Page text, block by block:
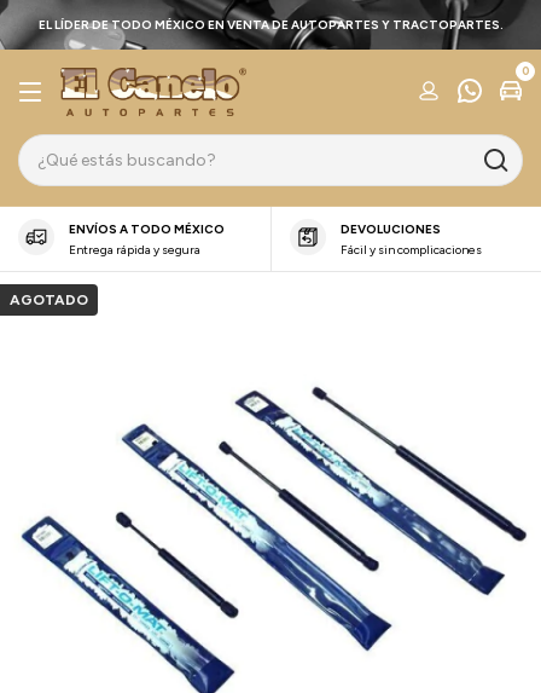
EL LÍDER DE TODO MÉXICO EN VENTA DE AUTOPARTES Y TRACTOPARTES.
0
ENVÍOS A TODO MÉXICO
Entrega rápida y segura
DEVOLUCIONES
Fácil y sin complicaciones
AGOTADO